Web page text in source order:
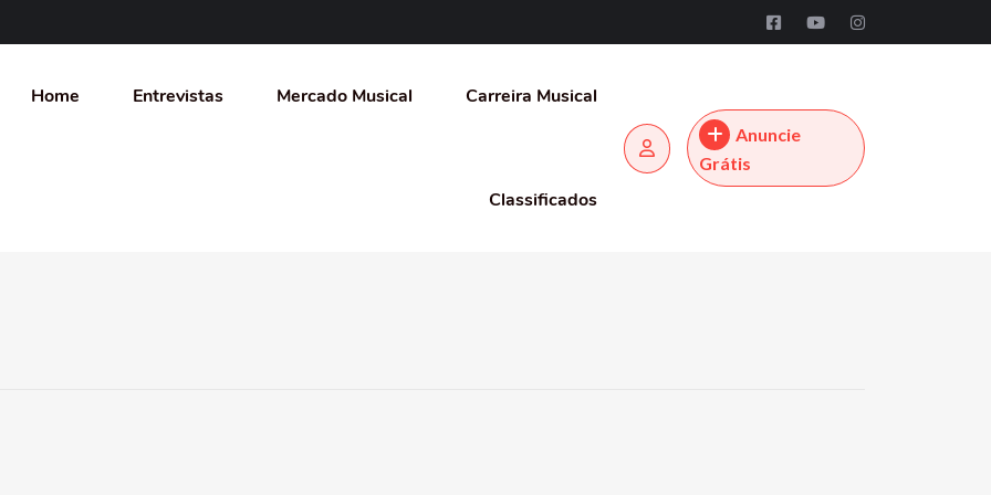
Home Entrevistas Mercado Musical Carreira Musical
Classificados
Anuncie
Grátis